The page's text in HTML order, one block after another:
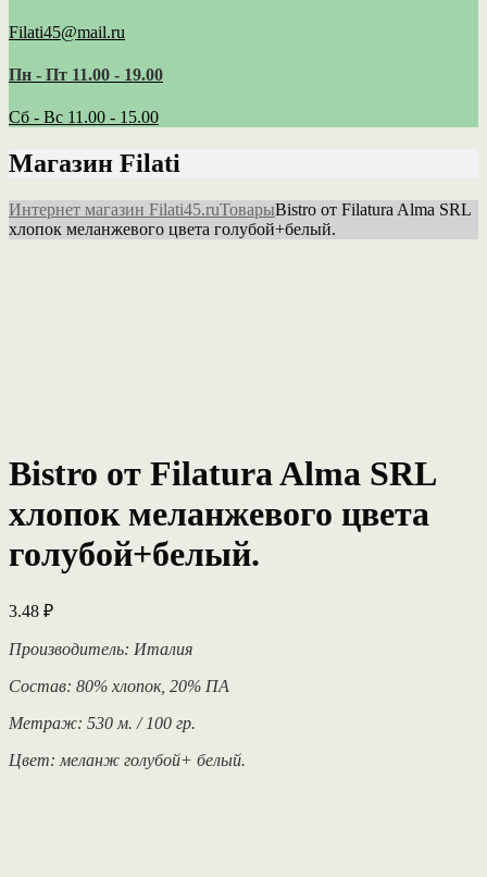
Filati45@mail.ru
Пн - Пт 11.00 - 19.00
Сб - Вс 11.00 - 15.00
Магазин Filati
Интернет магазин Filati45.ruТоварыBistro от Filatura Alma SRL
хлопок меланжевого цвета голубой+белый.
Bistro от Filatura Alma SRL
хлопок меланжевого цвета
голубой+белый.
3.48 ₽
Производитель: Италия
Состав: 80% хлопок, 20% ПА
Метраж: 530 м. / 100 гр.
Цвет: меланж голубой+ белый.